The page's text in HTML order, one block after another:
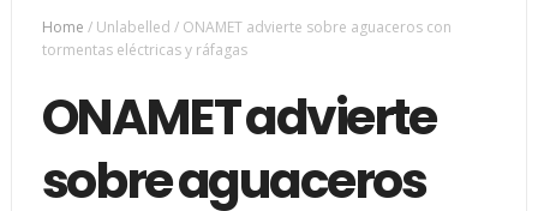
Home /Unlabelled / ONAMET advierte sobre aguaceros con
tormentas eléctricas y ráfagas
ONAMET advierte
sobre aguaceros